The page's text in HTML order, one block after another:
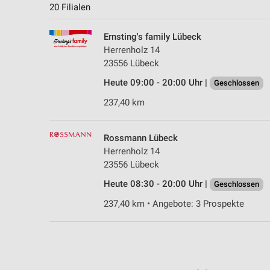
20 Filialen
Ernsting's family Lübeck
Herrenholz 14
23556 Lübeck
Heute 09:00 - 20:00 Uhr |
Geschlossen
237,40 km
Rossmann Lübeck
Herrenholz 14
23556 Lübeck
Heute 08:30 - 20:00 Uhr |
Geschlossen
237,40 km • Angebote: 3 Prospekte